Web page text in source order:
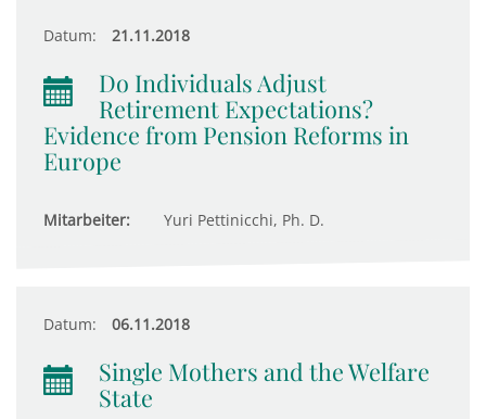
Datum: 21.11.2018
Do Individuals Adjust
Retirement Expectations?
Evidence from Pension Reforms in
Europe
Mitarbeiter: Yuri Pettinicchi, Ph. D.
Datum: 06.11.2018
Single Mothers and the Welfare
State